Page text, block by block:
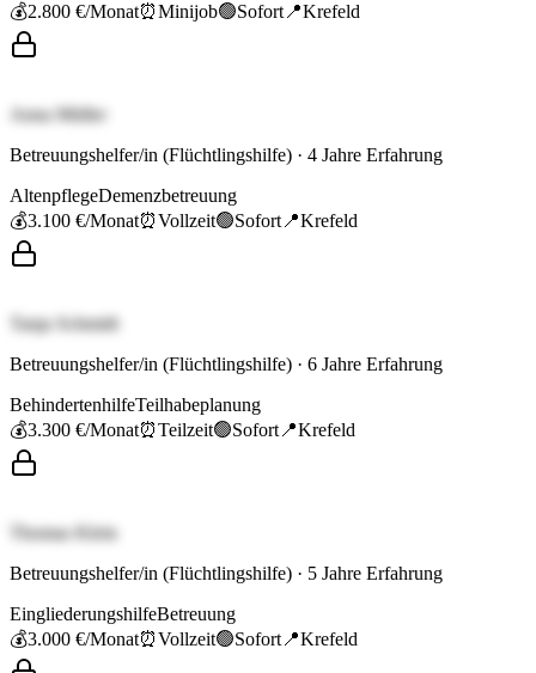
💰2.800 €/Monat⏰Minijob🟢Sofort 📍Krefeld
Anna Müller
Betreuungshelfer/in (Flüchtlingshilfe) · 4 Jahre Erfahrung
AltenpflegeDemenzbetreuung
💰3.100 €/Monat⏰Vollzeit🟢Sofort 📍Krefeld
Tanja Schmidt
Betreuungshelfer/in (Flüchtlingshilfe) · 6 Jahre Erfahrung
BehindertenhilfeTeilhabeplanung
💰3.300 €/Monat⏰Teilzeit🟢Sofort 📍Krefeld
Thomas Klein
Betreuungshelfer/in (Flüchtlingshilfe) · 5 Jahre Erfahrung
EingliederungshilfeBetreuung
💰3.000 €/Monat⏰Vollzeit🟢Sofort 📍Krefeld